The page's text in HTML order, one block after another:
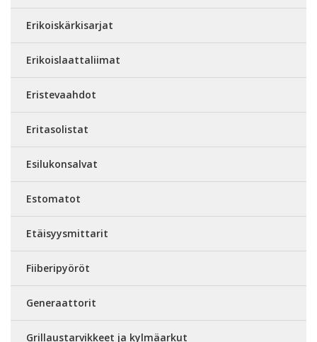
Erikoiskärkisarjat
Erikoislaattaliimat
Eristevaahdot
Eritasolistat
Esilukonsalvat
Estomatot
Etäisyysmittarit
Fiiberipyöröt
Generaattorit
Grillaustarvikkeet ja kylmäarkut